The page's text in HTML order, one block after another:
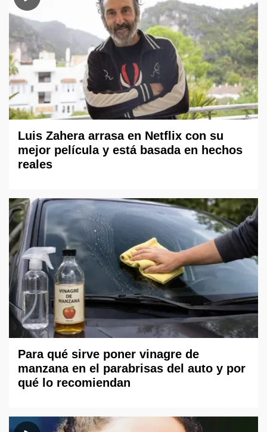
Luis Zahera arrasa en Netflix con su
mejor película y está basada en hechos
reales
Para qué sirve poner vinagre de
manzana en el parabrisas del auto y por
qué lo recomiendan